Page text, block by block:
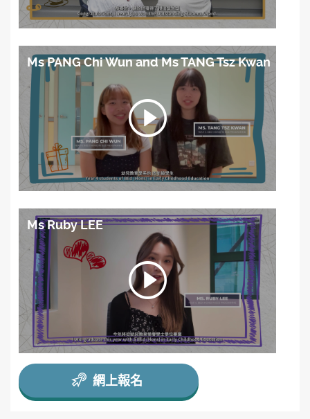
Ms PANG Chi Wun and Ms TANG Tsz Kwan
Ms Ruby LEE
網上報名